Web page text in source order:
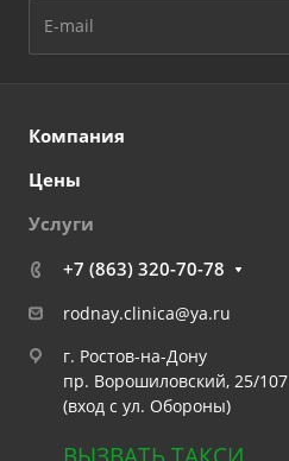
Компания
Цены
Услуги
+7 (863) 320-70-78
rodnay.clinica@ya.ru
г. Ростов-на-Дону
пр. Ворошиловский, 25/107
(вход с ул. Обороны)